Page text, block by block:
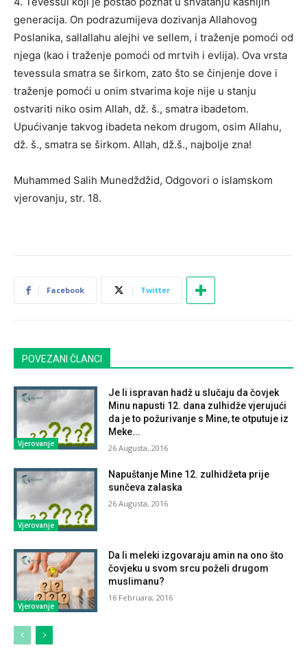
generacija. On podrazumijeva dozivanja Allahovog
Poslanika, sallallahu alejhi ve sellem, i traženje pomoći od
njega (kao i traženje pomoći od mrtvih i evlija). Ova vrsta
tevessula smatra se širkom, zato što se činjenje dove i
traženje pomoći u onim stvarima koje nije u stanju
ostvariti niko osim Allah, dž. š., smatra ibadetom.
Upućivanje takvog ibadeta nekom drugom, osim Allahu,
dž. š., smatra se širkom. Allah, dž.š., najbolje zna!
Muhammed Salih Munedždžid, Odgovori o islamskom
vjerovanju, str. 18.
Facebook Twitter
POVEZANI ČLANCI
Vjerovanje
Je li ispravan hadž u slučaju da čovjek
Minu napusti 12. dana zulhidže vjerujući
da je to požurivanje s Mine, te otputuje iz
Meke...
26 Augusta, 2016
Vjerovanje
Napuštanje Mine 12. zulhidžeta prije
sunčeva zalaska
26 Augusta, 2016
Vjerovanje
Da li meleki izgovaraju amin na ono što
čovjeku u svom srcu poželi drugom
muslimanu?
16 Februara, 2016